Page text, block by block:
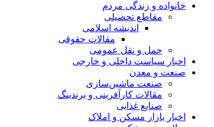
خانواده و زندگی مردم
مقاطع تحصیلی
اندیشه اسلامی
مقالات حقوقی
حمل و نقل عمومی
اخبار سیاست داخلی و خارجی
صنعت و معدن
صنعت ماشین‌سازی
مقالات کارآفرینی و برندینگ
صنایع غذایی
اخبار بازار مسکن و املاک